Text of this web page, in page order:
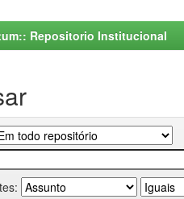
Repositorio Institucional